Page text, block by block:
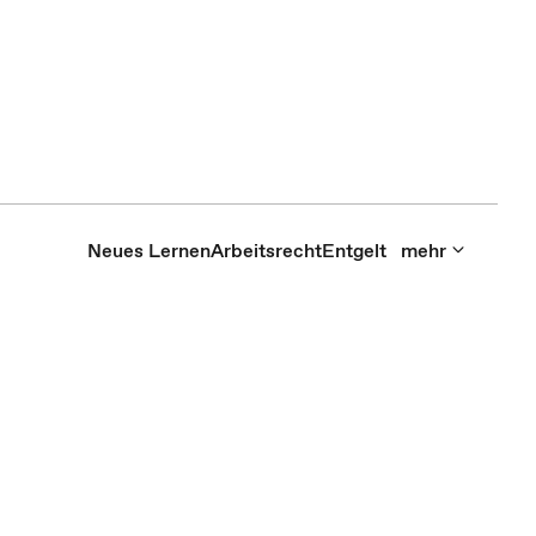
Neues LernenArbeitsrechtEntgelt mehr